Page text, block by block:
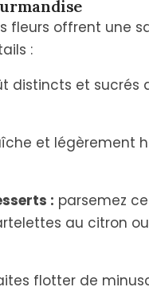
fleurs offrent une
:
distincts et sucrés
et légèrement
: parsemez
au citron
flotter de